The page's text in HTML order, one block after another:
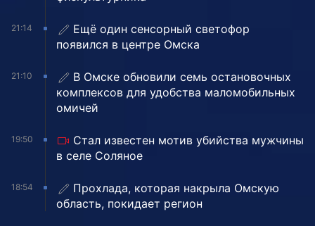
21:14
Ещё один сенсорный светофор
появился в центре Омска
21:10
В Омске обновили семь остановочных
комплексов для удобства маломобильных
омичей
19:50
Стал известен мотив убийства мужчины
в селе Соляное
18:54
Прохлада, которая накрыла Омскую
область, покидает регион